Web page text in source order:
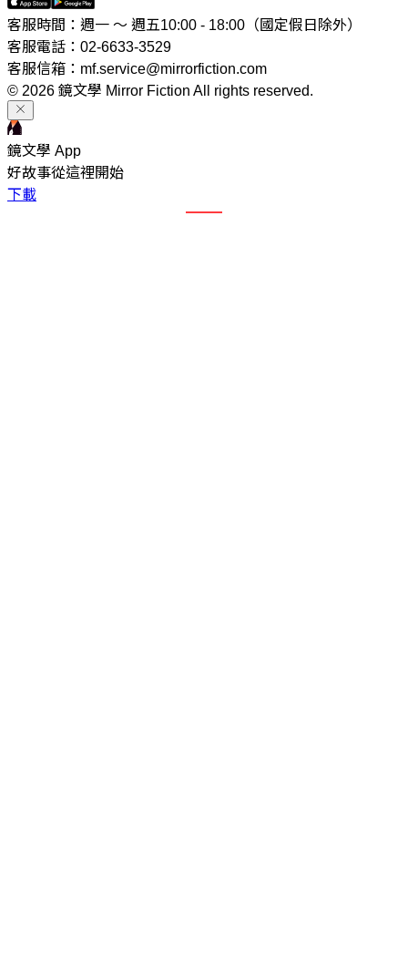
客服時間：週一 ～ 週五10:00 - 18:00（國定假日除外）
客服電話：02-6633-3529
客服信箱：mf.service@mirrorfiction.com
© 2026 鏡文學 Mirror Fiction All rights reserved.
鏡文學 App
好故事從這裡開始
下載